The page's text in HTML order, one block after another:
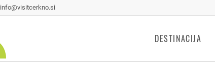
info@visitcerkno.si
DESTINACIJA